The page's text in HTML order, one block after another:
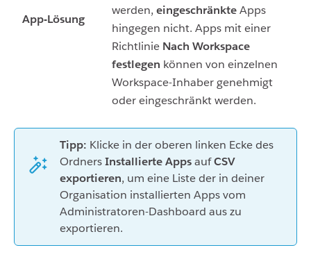
App-Lösung
werden, eingeschränkteApps
hingegen nicht. Apps mit einer
Richtlinie Nach Workspace
festlegen können von einzelnen
Workspace-Inhaber genehmigt
oder eingeschränkt werden.
Tipp: Klicke in der oberen linken Ecke des
OrdnersInstallierte AppsaufCSV
exportieren, um eine Liste der in deiner
Organisation installierten Apps vom
Administratoren-Dashboard aus zu
exportieren.